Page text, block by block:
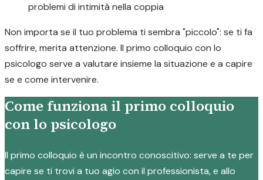
problemi di intimità nella coppia
Non importa se il tuo problema ti sembra "piccolo": se ti fa
soffrire, merita attenzione. Il primo colloquio con lo
psicologo serve a valutare insieme la situazione e a capire
se e come intervenire.
Come funziona il primo colloquio
con lo psicologo
Il primo colloquio è un incontro conoscitivo: serve a te per
capire se ti trovi a tuo agio con il professionista, e allo